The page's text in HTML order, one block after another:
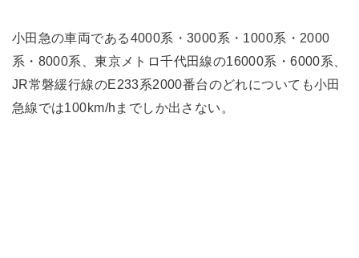
小田急の車両である4000系・3000系・1000系・2000
系・8000系、東京メトロ千代田線の16000系・6000系、
JR常磐緩行線のE233系2000番台のどれについても小田
急線では100km/hまでしか出さない。